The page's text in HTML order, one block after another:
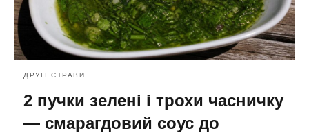
ДРУГІ СТРАВИ
2 пучки зелені і трохи часничку
— смарагдовий соус до